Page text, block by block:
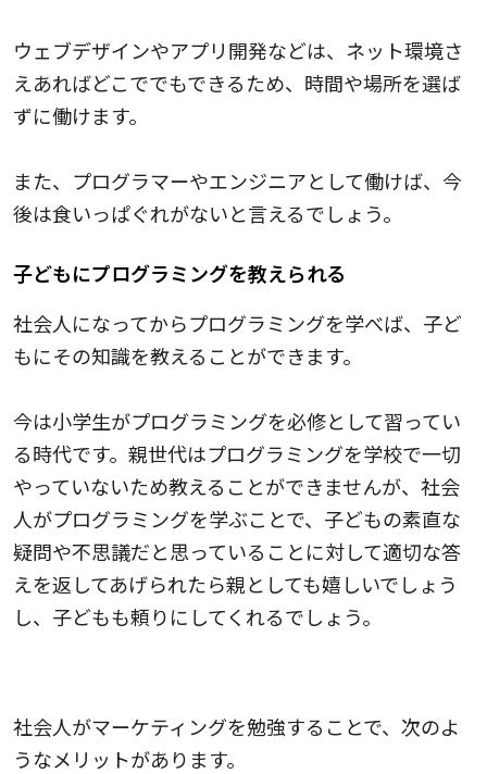
ウェブデザインやアプリ開発などは、ネット環境さ
えあればどこででもできるため、時間や場所を選ば
ずに働けます。
また、プログラマーやエンジニアとして働けば、今
後は食いっぱぐれがないと言えるでしょう。
子どもにプログラミングを教えられる
社会人になってからプログラミングを学べば、子ど
もにその知識を教えることができます。
今は小学生がプログラミングを必修として習ってい
る時代です。親世代はプログラミングを学校で一切
やっていないため教えることができませんが、社会
人がプログラミングを学ぶことで、子どもの素直な
疑問や不思議だと思っていることに対して適切な答
えを返してあげられたら親としても嬉しいでしょう
し、子どもも頼りにしてくれるでしょう。
社会人がマーケティングを勉強することで、次のよ
うなメリットがあります。